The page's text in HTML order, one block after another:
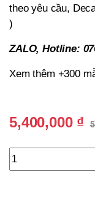
theo yêu cầu,
)
ZALO, Hotline:
Xem thêm +300
5,400,000 ₫
Xe Bán Trà Sữa,